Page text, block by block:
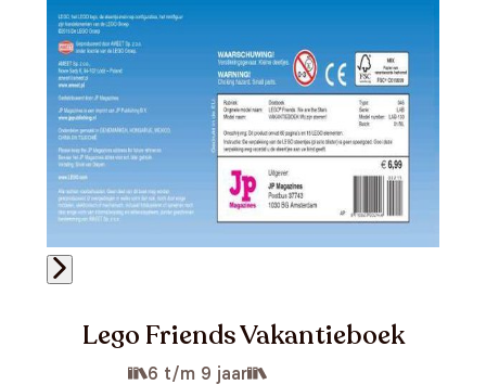
Lego Friends Vakantieboek
6 t/m 9 jaar